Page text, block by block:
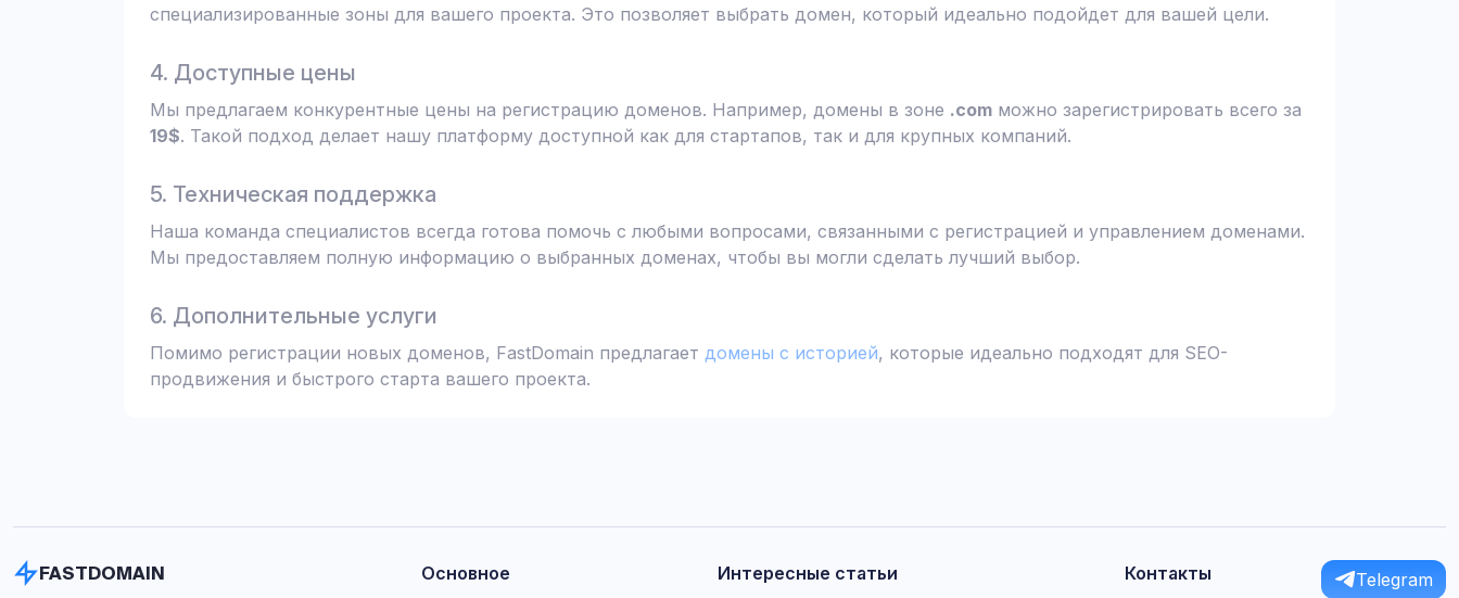
специализированные зоны для вашего проекта. Это позволяет выбрать домен, который идеально подойдет для вашей цели.
4. Доступные цены
Мы предлагаем конкурентные цены на регистрацию доменов. Например, домены в зоне .com можно зарегистрировать всего за
19$. Такой подход делает нашу платформу доступной как для стартапов, так и для крупных компаний.
5. Техническая поддержка
Наша команда специалистов всегда готова помочь с любыми вопросами, связанными с регистрацией и управлением доменами.
Мы предоставляем полную информацию о выбранных доменах, чтобы вы могли сделать лучший выбор.
6. Дополнительные услуги
Помимо регистрации новых доменов, FastDomain предлагает домены с историей, которые идеально подходят для SEO-
продвижения и быстрого старта вашего проекта.
FASTDOMAIN Основное Интересные статьи Контакты Telegram